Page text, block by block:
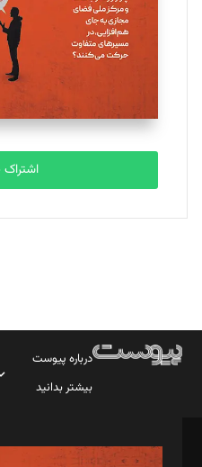
درباره پیوست
بیشتر بدانید
مدیر مسئول: محمدباقر اثنی‌عشری